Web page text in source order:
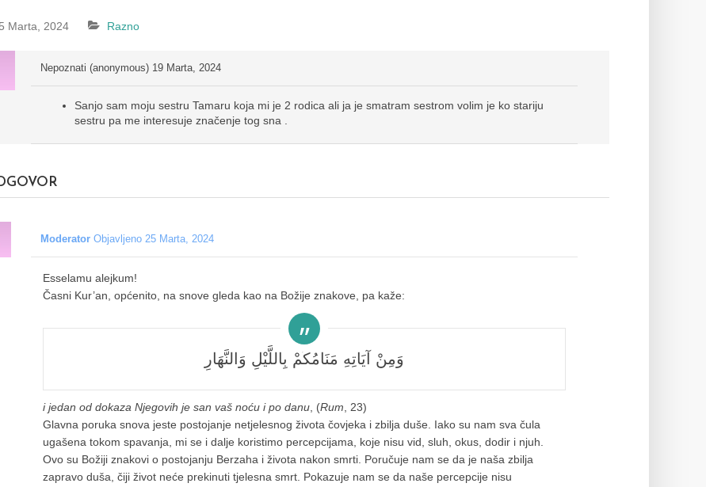
Marta, 2024 Razno
Nepoznati (anonymous) 19 Marta, 2024
Sanjo sam moju sestru Tamaru koja mi je 2 rodica ali ja je smatram sestrom volim je ko stariju
sestru pa me interesuje značenje tog sna .
Moderator Objavljeno 25 Marta, 2024
Esselamu alejkum!
Časni Kur’an, općenito, na snove gleda kao na Božije znakove, pa kaže:
وَمِنْ آيَاتِهِ مَنَامُكُمْ بِاللَّيْلِ وَالنَّهَارِ
i jedan od dokaza Njegovih je san vaš noću i po danu, (Rum, 23)
Glavna poruka snova jeste postojanje netjelesnog života čovjeka i zbilja duše. Iako su nam sva čula
ugašena tokom spavanja, mi se i dalje koristimo percepcijama, koje nisu vid, sluh, okus, dodir i njuh.
Ovo su Božiji znakovi o postojanju Berzaha i života nakon smrti. Poručuje nam se da je naša zbilja
zapravo duša, čiji život neće prekinuti tjelesna smrt. Pokazuje nam se da naše percepcije nisu